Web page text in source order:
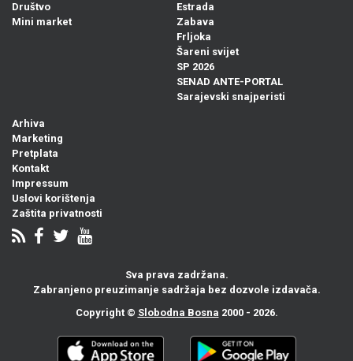
Društvo
Mini market
Estrada
Zabava
Frljoka
Šareni svijet
SP 2026
SENAD ANTE-PORTAL
Sarajevski snajperisti
Arhiva
Marketing
Pretplata
Kontakt
Impressum
Uslovi korištenja
Zaštita privatnosti
Sva prava zadržana.
Zabranjeno preuzimanje sadržaja bez dozvole izdavača.
Copyright © Slobodna Bosna 2000 - 2026.